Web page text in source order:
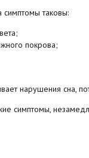
таковы:
покрова;
нарушения сна,
симптомы,